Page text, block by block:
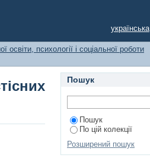
студентів
українська
освіти, психології і соціальної роботи
Пошук
Пошук
По цій колекції
Розширений пошук